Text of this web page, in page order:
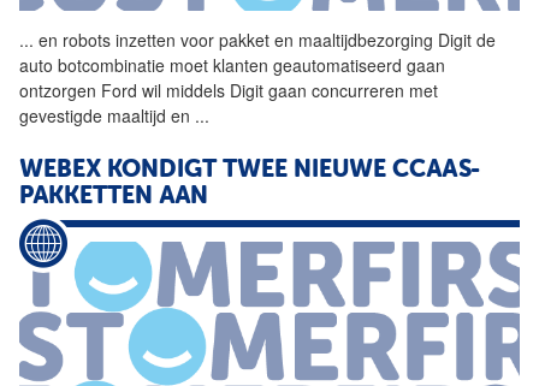
... en robots inzetten voor pakket en maaltijdbezorging Digit de
auto botcombinatie moet klanten geautomatiseerd gaan
ontzorgen Ford wil middels Digit gaan concurreren met
gevestigde maaltijd en ...
WEBEX KONDIGT TWEE NIEUWE CCAAS-
PAKKETTEN AAN